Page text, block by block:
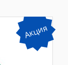
Акция